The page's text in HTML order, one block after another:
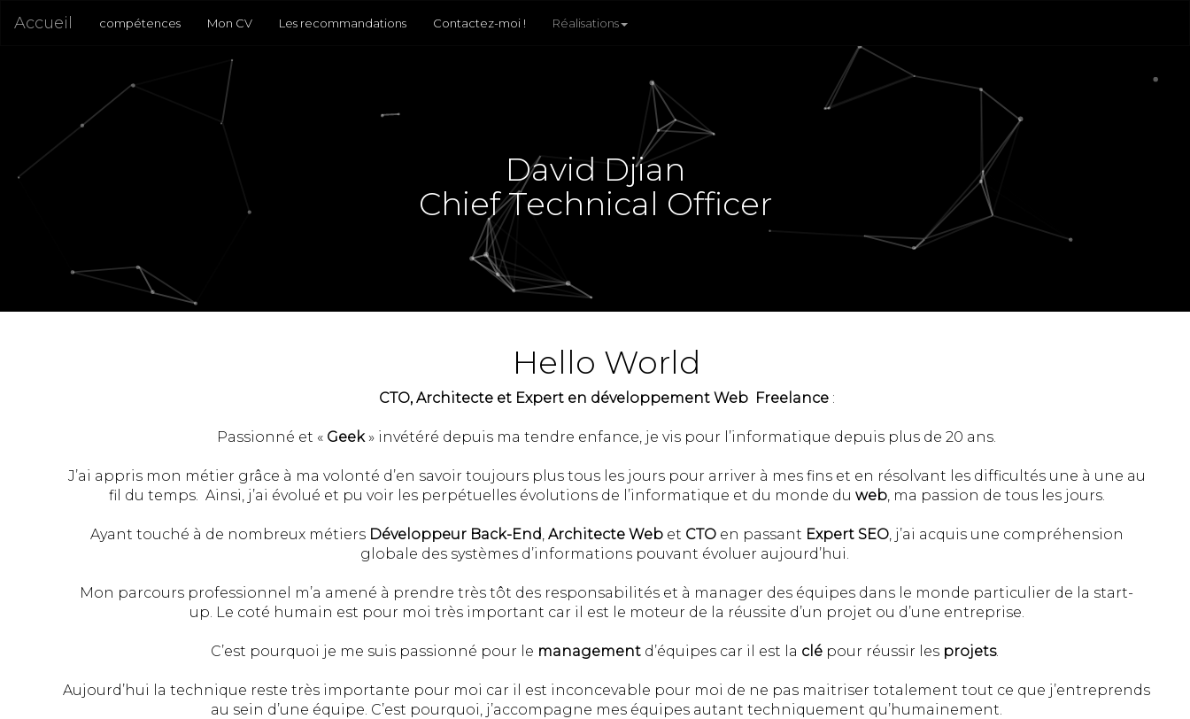
Accueil compétences(current)Mon CV(current)Les recommandations(current)Contactez-moi ! (current)Réalisations
David Djian
Chief Technical Officer
Hello World
CTO, Architecte et Expert en développement Web Freelance :
Passionné et « Geek » invétéré depuis ma tendre enfance, je vis pour l’informatique depuis plus de 20 ans.
J’ai appris mon métier grâce à ma volonté d’en savoir toujours plus tous les jours pour arriver à mes fins et en résolvant les difficultés une à une au
fil du temps. Ainsi, j’ai évolué et pu voir les perpétuelles évolutions de l’informatique et du monde du web, ma passion de tous les jours.
Ayant touché à de nombreux métiers Développeur Back-End, Architecte Webet CTOen passant Expert SEO, j’ai acquis une compréhension
globale des systèmes d’informations pouvant évoluer aujourd’hui.
Mon parcours professionnel m’a amené à prendre très tôt des responsabilités et à manager des équipes dans le monde particulier de la start-
up. Le coté humain est pour moi très important car il est le moteur de la réussite d’un projet ou d’une entreprise.
C’est pourquoi je me suis passionné pour le management d’équipes car il est la clé pour réussir les projets.
Aujourd’hui la technique reste très importante pour moi car il est inconcevable pour moi de ne pas maitriser totalement tout ce que j’entreprends
au sein d’une équipe. C’est pourquoi, j’accompagne mes équipes autant techniquement qu’humainement.